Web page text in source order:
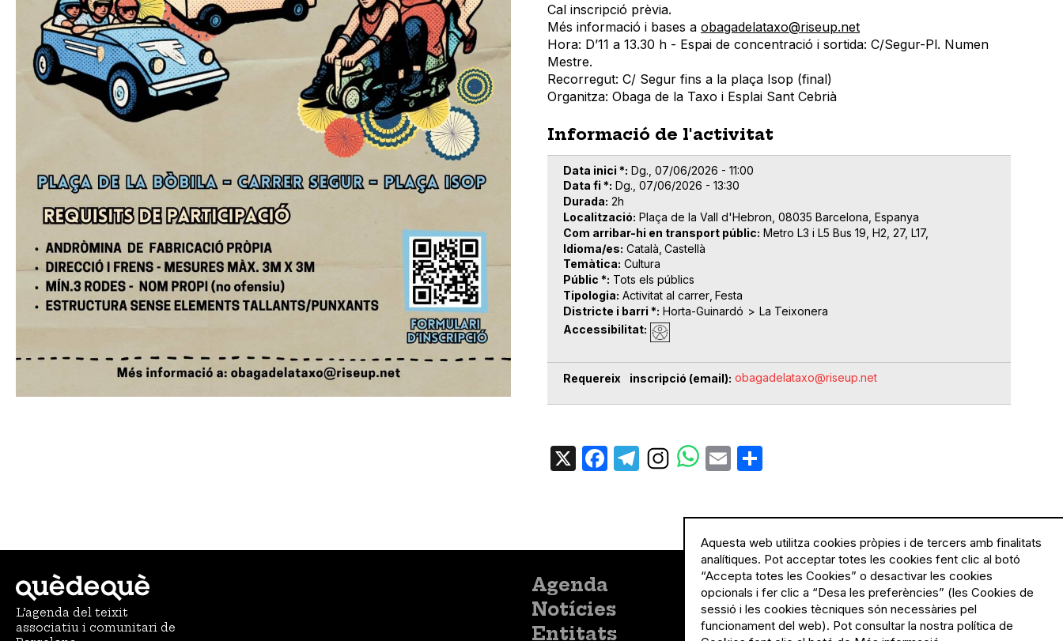
Cal inscripció prèvia.
Més informació i bases a obagadelataxo@riseup.net
Hora: D’11 a 13.30 h - Espai de concentració i sortida: C/Segur-Pl. Numen
Mestre.
Recorregut: C/ Segur fins a la plaça Isop (final)
Organitza: Obaga de la Taxo i Esplai Sant Cebrià
Informació de l'activitat
Data inici * Dg., 07/06/2026 - 11:00
Data fi * Dg., 07/06/2026 - 13:30
Durada 2h
Localització Plaça de la Vall d'Hebron, 08035 Barcelona, Espanya
Com arribar-hi en transport públic Metro L3 i L5 Bus 19, H2, 27, L17,
Idioma/es Català Castellà
Temàtica Cultura
Públic * Tots els públics
Tipologia Activitat al carrer Festa
Districte i barri * Horta-Guinardó
La Teixonera
Accessibilitat
Requereix inscripció (email) obagadelataxo@riseup.net
X Facebook
TelegramEmail
L’agenda del teixit
associatiu i comunitari de
Menú
principal
Agenda
Notícies
Entitats
Menú
Legal
Política de privacitat
Avís legal
Política de cookies
Aquesta web utilitza cookies pròpies i de tercers amb finalitats
analítiques. Pot acceptar totes les cookies fent clic al botó
“Accepta totes les Cookies” o desactivar les cookies
opcionals i fer clic a “Desa les preferències” (les Cookies de
sessió i les cookies tècniques són necessàries pel
funcionament del web). Pot consultar la nostra política de